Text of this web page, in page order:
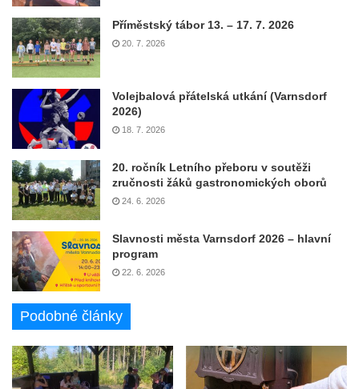
Příměstský tábor 13. – 17. 7. 2026
20. 7. 2026
Volejbalová přátelská utkání (Varnsdorf
2026)
18. 7. 2026
20. ročník Letního přeboru v soutěži
zručnosti žáků gastronomických oborů
24. 6. 2026
Slavnosti města Varnsdorf 2026 – hlavní
program
22. 6. 2026
Podobné články